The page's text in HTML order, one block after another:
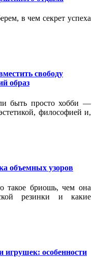
в чем секрет успеха
свободу
образ
быть просто хобби —
философией и,
объемных узоров
такое бриошь, чем она
резинки и какие
игрушек: особенности